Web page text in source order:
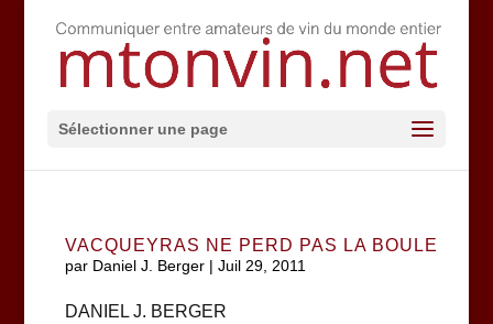
Sélectionner une page
VACQUEYRAS NE PERD PAS LA BOULE
par Daniel J. Berger| Juil 29, 2011
DANIEL J. BERGER